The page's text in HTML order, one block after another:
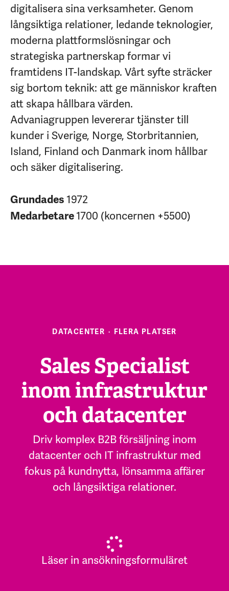
digitalisera sina verksamheter. Genom
långsiktiga relationer, ledande teknologier,
moderna plattformslösningar och
strategiska partnerskap formar vi
framtidens IT-landskap. Vårt syfte sträcker
sig bortom teknik: att ge människor kraften
att skapa hållbara värden.
Advaniagruppen levererar tjänster till
kunder i Sverige, Norge, Storbritannien,
Island, Finland och Danmark inom hållbar
och säker digitalisering.
Grundades1972
Medarbetare1700 (koncernen +5500)
DATACENTER · FLERA PLATSER
Sales Specialist
inom infrastruktur
och datacenter
Driv komplex B2B försäljning inom
datacenter och IT infrastruktur med
fokus på kundnytta, lönsamma affärer
och långsiktiga relationer.
Läser in ansökningsformuläret